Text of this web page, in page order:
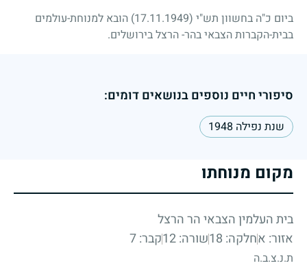
ביום כ"ה בחשוון תש"י (17.11.1949)
הובא למנוחת-עולמים
בבית-הקברות הצבאי בהר- הרצל בירושלים.
סיפורי חיים נוספים בנושאים דומים:
שנת נפילה 1948
מקום מנוחתו
בית העלמין הצבאי הר הרצל
אזור: אחלקה: 18 שורה: 12 קבר: 7
ת.נ.צ.ב.ה